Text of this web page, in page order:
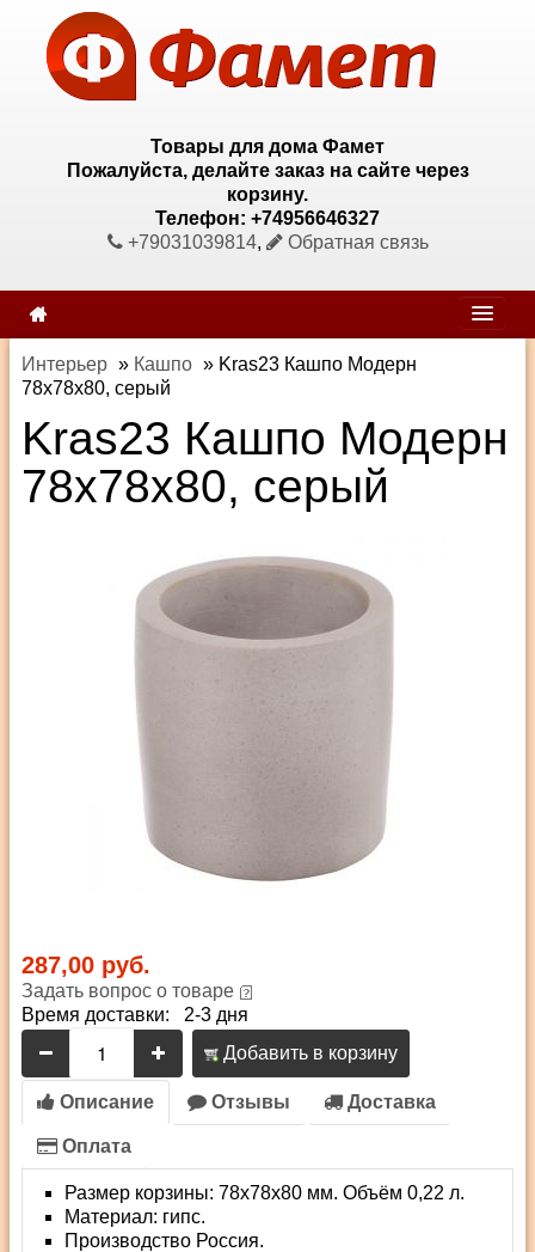
Товары для дома Фамет
Пожалуйста, делайте заказ на сайте через
корзину.
Телефон: +74956646327
+79031039814, Обратная связь
Интерьер » Кашпо » Kras23 Кашпо Модерн
78х78х80, серый
Kras23 Кашпо Модерн
78х78х80, серый
287,00 руб.
Задать вопрос о товаре
Время доставки: 2-3 дня
Добавить в корзину
Описание Отзывы Доставка
Оплата
Размер корзины: 78х78х80 мм. Объём 0,22 л.
Материал: гипс.
Производство Россия.